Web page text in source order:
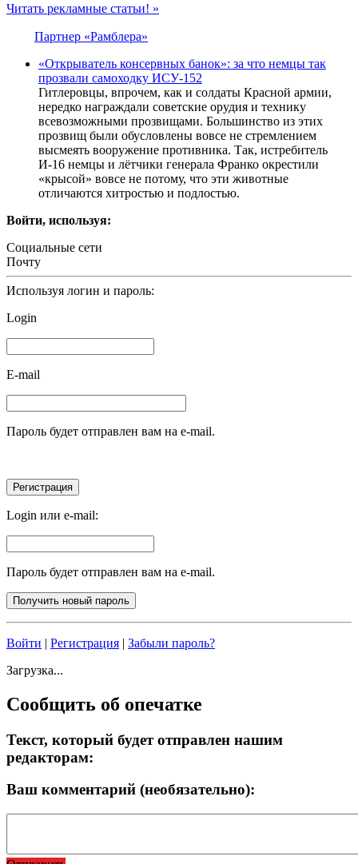
Читать рекламные статьи! »
Партнер «Рамблера»
«Открыватель консервных банок»: за что немцы так
прозвали самоходку ИСУ-152
Гитлеровцы, впрочем, как и солдаты Красной армии,
нередко награждали советские орудия и технику
всевозможными прозвищами. Большинство из этих
прозвищ были обусловлены вовсе не стремлением
высмеять вооружение противника. Так, истребитель
И-16 немцы и лётчики генерала Франко окрестили
«крысой» вовсе не потому, что эти животные
отличаются хитростью и подлостью.
Войти, используя:
Социальные сети
Почту
Используя логин и пароль:
Login
E-mail
Пароль будет отправлен вам на e-mail.
Login или e-mail:
Пароль будет отправлен вам на e-mail.
Войти | Регистрация | Забыли пароль?
Загрузка...
Сообщить об опечатке
Текст, который будет отправлен нашим
редакторам:
Ваш комментарий (необязательно):